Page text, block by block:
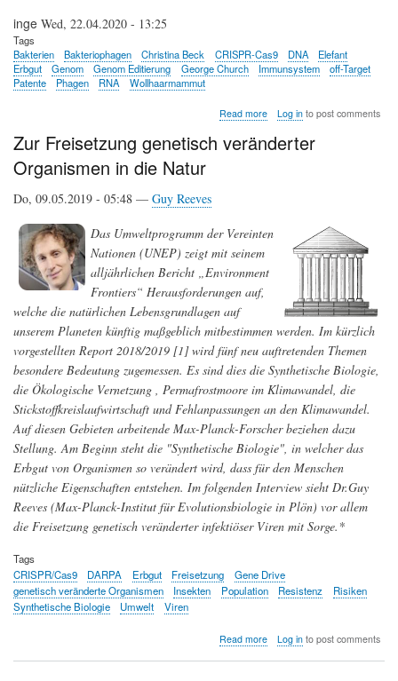
inge Wed, 22.04.2020 - 13:25
Tags
Bakterien
Bakteriophagen Christina Beck CRISPR-Cas9 DNA
Elefant
Erbgut
Genom Genom Editierung George Church Immunsystem
off-Target
Patente
Phagen RNA Wollhaarmammut
Read moreabout
Genom
Editierung
mit
jetzt
möglich?
Log into post comments
Zur Freisetzung genetisch veränderter
Organismen in die Natur
Do, 09.05.2019 - 05:48 — Guy Reeves
Das Umweltprogramm der Vereinten
Nationen (UNEP) zeigt mit seinem
alljährlichen Bericht „Environment
Frontiers“ Herausforderungen auf,
welche die natürlichen Lebensgrundlagen auf
unserem Planeten künftig maßgeblich mitbestimmen werden. Im kürzlich
vorgestellten Report 2018/2019 [1] wird fünf neu auftretenden Themen
besondere Bedeutung zugemessen. Es sind dies die Synthetische Biologie,
die Ökologische Vernetzung , Permafrostmoore im Klimawandel, die
Stickstoffkreislaufwirtschaft und Fehlanpassungen an den Klimawandel.
Auf diesen Gebieten arbeitende Max-Planck-Forscher beziehen dazu
Stellung. Am Beginn steht die "Synthetische Biologie", in welcher das
Erbgut von Organismen so verändert wird, dass für den Menschen
nützliche Eigenschaften entstehen. Im folgenden Interview sieht Dr.Guy
Reeves (Max-Planck-Institut für Evolutionsbiologie in Plön) vor allem
die Freisetzung genetisch veränderter infektiöser Viren mit Sorge.*
Tags
CRISPR/Cas9
DARPA Erbgut Freisetzung
Gene Drive
genetisch veränderte Organismen
Insekten Population Resistenz
Risiken
Synthetische Biologie
Umwelt Viren
Read moreabout
Log into post comments